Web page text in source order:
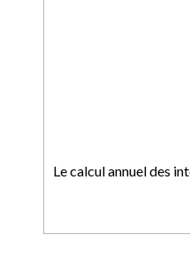
Le calcul annuel des